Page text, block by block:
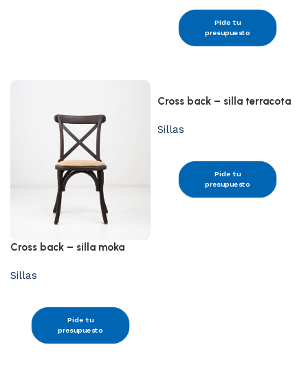
Pide tu
presupuesto
Cross back – silla moka
Sillas
Pide tu
presupuesto
Cross back – silla terracota
Sillas
Pide tu
presupuesto